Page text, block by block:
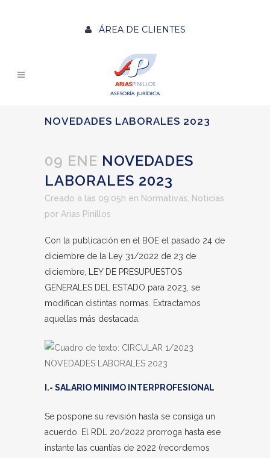
ÁREA DE CLIENTES
NOVEDADES LABORALES 2023
09 ENE NOVEDADES
LABORALES 2023
Creado a las 09:05h en Normativas
Noticias
por Arias Pinillos
Con la publicación en el BOE el pasado 24 de
diciembre de la Ley 31/2022 de 23 de
diciembre, LEY DE PRESUPUESTOS
GENERALES DEL ESTADO para 2023, se
modifican distintas normas. Extractamos
aquellas más destacada.
I.- SALARIO MINIMO INTERPROFESIONAL
Se pospone su revisión hasta se consiga un
acuerdo. El RDL 20/2022 prorroga hasta ese
instante las cuantías de 2022 (recordemos